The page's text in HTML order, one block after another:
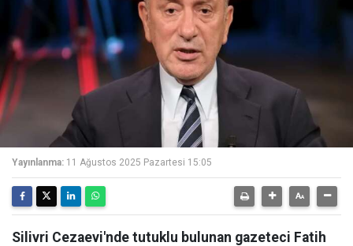
Yayınlanma: 11 Ağustos 2025 Pazartesi 15:05
Silivri Cezaevi'nde tutuklu bulunan gazeteci Fatih